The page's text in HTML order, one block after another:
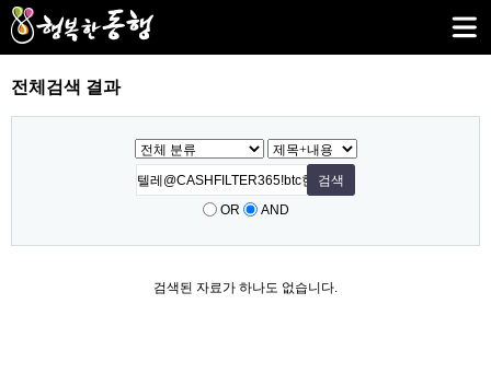
전체검색 결과
OR AND
검색된 자료가 하나도 없습니다.